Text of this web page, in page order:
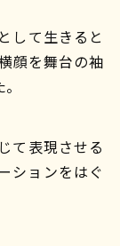
して生きると
顔を舞台の袖
て表現させる
ションをはぐ